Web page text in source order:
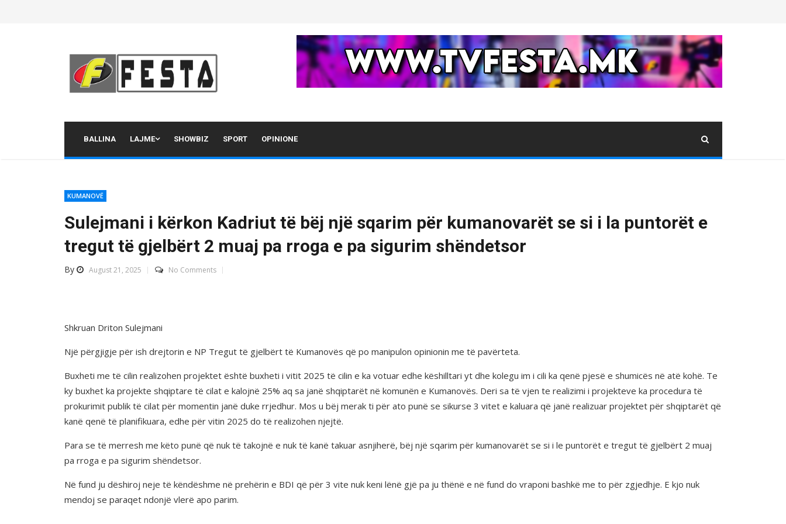
BALLINA LAJME SHOWBIZ SPORT OPINIONE
KUMANOVË
Sulejmani i kërkon Kadriut të bëj një sqarim për kumanovarët se si i la puntorët e
tregut të gjelbërt 2 muaj pa rroga e pa sigurim shëndetsor
By August 21, 2025 No Comments
Shkruan Driton Sulejmani
Një përgjigje për ish drejtorin e NP Tregut të gjelbërt të Kumanovës që po manipulon opinionin me të pavërteta.
Buxheti me të cilin realizohen projektet është buxheti i vitit 2025 të cilin e ka votuar edhe këshilltari yt dhe kolegu im i cili ka qenë pjesë e shumicës në atë kohë. Te
ky buxhet ka projekte shqiptare të cilat e kalojnë 25% aq sa janë shqiptarët në komunën e Kumanovës. Deri sa të vjen te realizimi i projekteve ka procedura të
prokurimit publik të cilat për momentin janë duke rrjedhur. Mos u bëj merak ti për ato punë se sikurse 3 vitet e kaluara që janë realizuar projektet për shqiptarët që
kanë qenë të planifikuara, edhe për vitin 2025 do të realizohen njejtë.
Para se të merresh me këto punë që nuk të takojnë e nuk të kanë takuar asnjiherë, bëj një sqarim për kumanovarët se si i le puntorët e tregut të gjelbërt 2 muaj
pa rroga e pa sigurim shëndetsor.
Në fund ju dëshiroj neje të këndëshme në prehërin e BDI që për 3 vite nuk keni lënë gjë pa ju thënë e në fund do vraponi bashkë me to për zgjedhje. E kjo nuk
mendoj se paraqet ndonjë vlerë apo parim.